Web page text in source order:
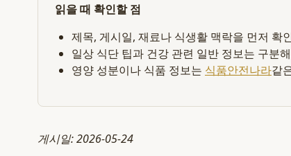
읽을 때 확인할 점
제목, 게시일, 재료나 식생활 맥락을 먼저 확
일상 식단 팁과 건강 관련 일반 정보는 구분
영양 성분이나 식품 정보는 식품안전나라같
게시일: 2026-05-24